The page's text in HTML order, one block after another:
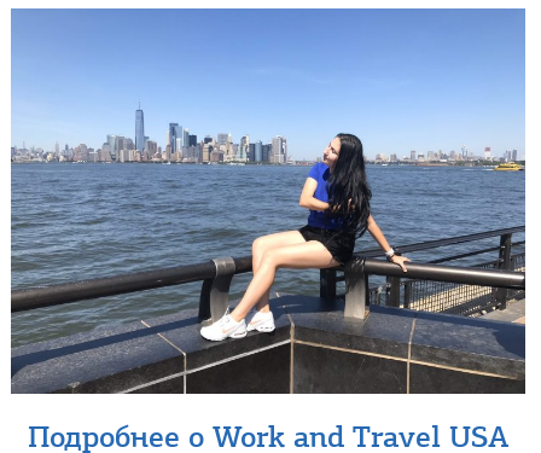
Подробнее о Work and Travel USA